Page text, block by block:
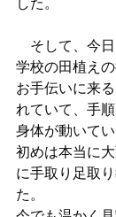
そして、今
学校の田植えの
お手伝いに来
れていて、手
身体が動いてい
初めは本当に
に手取り足取
た。